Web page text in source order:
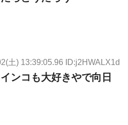
土) 13:39:05.96 ID:j2HWALX1d
ンコも大好きやで向日